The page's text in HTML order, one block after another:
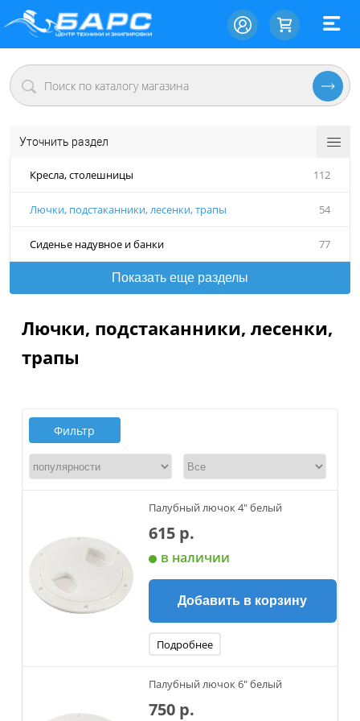
Уточнить раздел
Кресла, столешницы 112
Лючки, подстаканники, лесенки, трапы 54
Сиденье надувное и банки 77
Показать еще разделы
Лючки, подстаканники, лесенки,
трапы
Фильтр
Палубный лючок 4" белый
615 р.
в наличии
Добавить в корзину
Подробнее
Палубный лючок 6" белый
750 р.